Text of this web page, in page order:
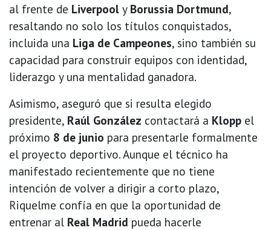
al frente de Liverpool y Borussia Dortmund,
resaltando no solo los títulos conquistados,
incluida una Liga de Campeones, sino también su
capacidad para construir equipos con identidad,
liderazgo y una mentalidad ganadora.
Asimismo, aseguró que si resulta elegido
presidente, Raúl González contactará a Klopp el
próximo 8 de junio para presentarle formalmente
el proyecto deportivo. Aunque el técnico ha
manifestado recientemente que no tiene
intención de volver a dirigir a corto plazo,
Riquelme confía en que la oportunidad de
entrenar al Real Madrid pueda hacerle